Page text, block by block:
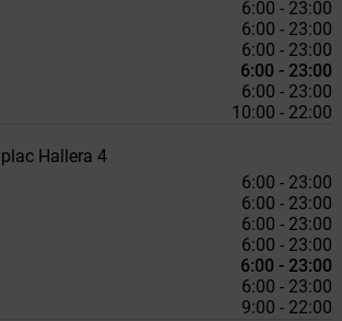
6:00 - 23:00
6:00 - 23:00
6:00 - 23:00
6:00 - 23:00
6:00 - 23:00
10:00 - 22:00
plac Hallera 4
6:00 - 23:00
6:00 - 23:00
6:00 - 23:00
6:00 - 23:00
6:00 - 23:00
6:00 - 23:00
9:00 - 22:00